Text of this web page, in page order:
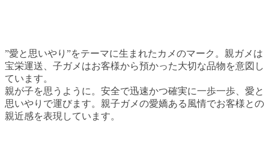
”愛と思いやり”をテーマに生まれたカメのマーク。親ガメは
宝栄運送、子ガメはお客様から預かった大切な品物を意図し
ています。
親が子を思うように。安全で迅速かつ確実に一歩一歩、愛と
思いやりで運びます。親子ガメの愛嬌ある風情でお客様との
親近感を表現しています。